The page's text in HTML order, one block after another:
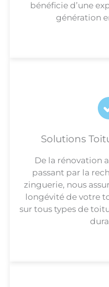
bénéficie d’une
génération
Solutions
De la rénovation
passant par la
zinguerie, nous
longévité de votre
sur tous types de